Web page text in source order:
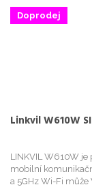
Linkvil W610W
LINKVIL W610W
mobilní
a 5GHz Wi-Fi
Doprodej